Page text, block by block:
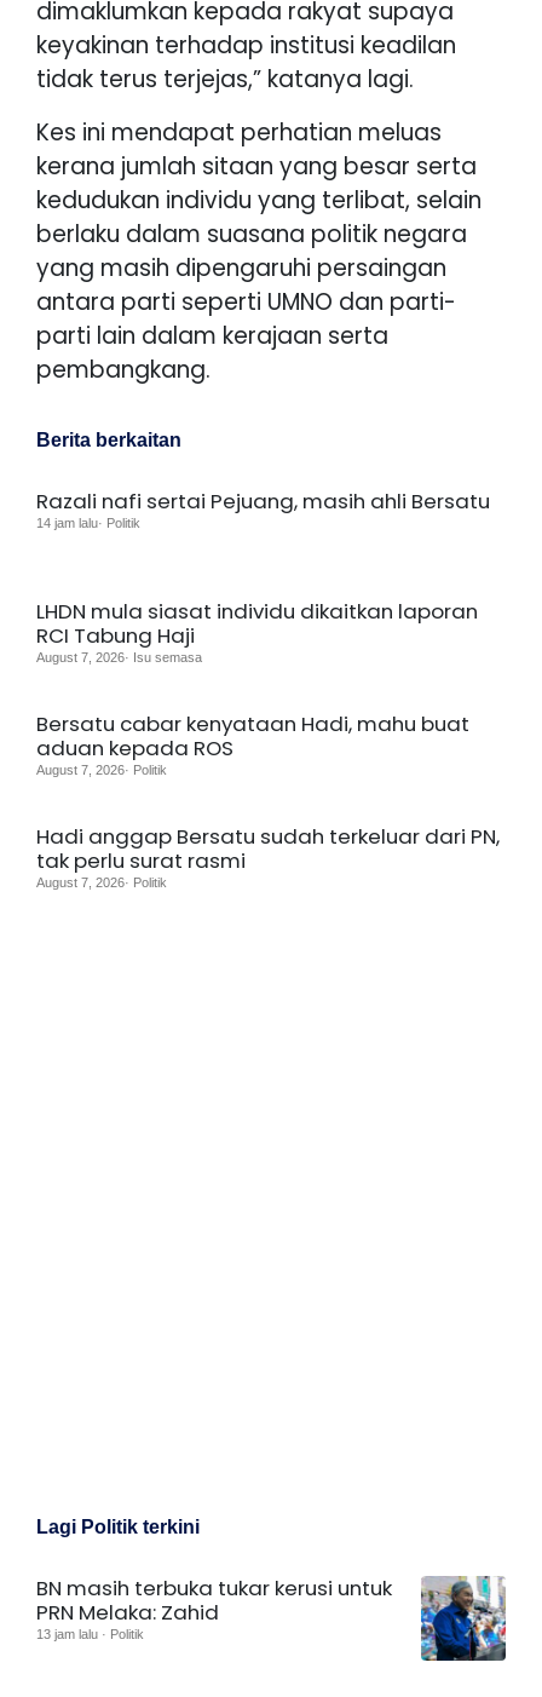
dimaklumkan kepada rakyat supaya
keyakinan terhadap institusi keadilan
tidak terus terjejas,” katanya lagi.
Kes ini mendapat perhatian meluas
kerana jumlah sitaan yang besar serta
kedudukan individu yang terlibat, selain
berlaku dalam suasana politik negara
yang masih dipengaruhi persaingan
antara parti seperti UMNO dan parti-
parti lain dalam kerajaan serta
pembangkang.
Berita berkaitan
Razali nafi sertai Pejuang, masih ahli Bersatu
14 jam lalu· Politik
LHDN mula siasat individu dikaitkan laporan
RCI Tabung Haji
August 7, 2026· Isu semasa
Bersatu cabar kenyataan Hadi, mahu buat
aduan kepada ROS
August 7, 2026· Politik
Hadi anggap Bersatu sudah terkeluar dari PN,
tak perlu surat rasmi
August 7, 2026· Politik
Lagi Politik terkini
BN masih terbuka tukar kerusi untuk
PRN Melaka: Zahid
13 jam lalu · Politik